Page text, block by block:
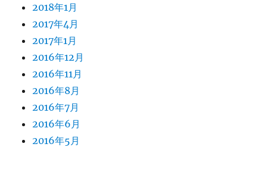
2018年1月
2017年4月
2017年1月
2016年12月
2016年11月
2016年8月
2016年7月
2016年6月
2016年5月